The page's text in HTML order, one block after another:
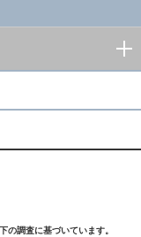
の調査に基づいています。